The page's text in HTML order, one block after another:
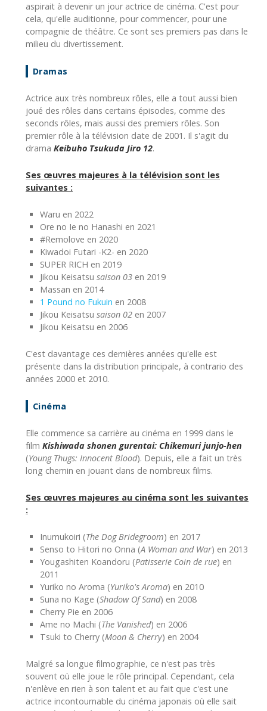
aspirait à devenir un jour actrice de cinéma. C'est pour
cela, qu'elle auditionne, pour commencer, pour une
compagnie de théâtre. Ce sont ses premiers pas dans le
milieu du divertissement.
Dramas
Actrice aux très nombreux rôles, elle a tout aussi bien
joué des rôles dans certains épisodes, comme des
seconds rôles, mais aussi des premiers rôles. Son
premier rôle à la télévision date de 2001. Il s'agit du
drama Keibuho Tsukuda Jiro 12.
Ses œuvres majeures à la télévision sont les
suivantes :
Waru en 2022
Ore no Ie no Hanashi en 2021
#Remolove en 2020
Kiwadoi Futari -K2- en 2020
SUPER RICH en 2019
Jikou Keisatsu saison 03 en 2019
Massan en 2014
1 Pound no Fukuin en 2008
Jikou Keisatsu saison 02 en 2007
Jikou Keisatsu en 2006
C'est davantage ces dernières années qu'elle est
présente dans la distribution principale, à contrario des
années 2000 et 2010.
Cinéma
Elle commence sa carrière au cinéma en 1999 dans le
film Kishiwada shonen gurentai: Chikemuri junjo-hen
(Young Thugs: Innocent Blood). Depuis, elle a fait un très
long chemin en jouant dans de nombreux films.
Ses œuvres majeures au cinéma sont les suivantes
:
Inumukoiri (The Dog Bridegroom) en 2017
Senso to Hitori no Onna (A Woman and War) en 2013
Yougashiten Koandoru (Patisserie Coin de rue) en
2011
Yuriko no Aroma (Yuriko's Aroma) en 2010
Suna no Kage (Shadow Of Sand) en 2008
Cherry Pie en 2006
Ame no Machi (The Vanished) en 2006
Tsuki to Cherry (Moon & Cherry) en 2004
Malgré sa longue filmographie, ce n'est pas très
souvent où elle joue le rôle principal. Cependant, cela
n'enlève en rien à son talent et au fait que c'est une
actrice incontournable du cinéma japonais où elle sait